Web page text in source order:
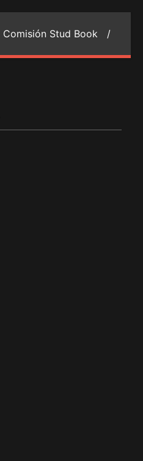
Comisión Stud Book /